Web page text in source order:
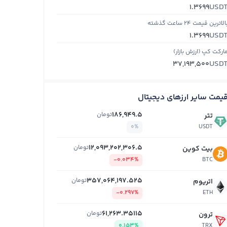
1.3699
قیمت ۲۴ ساعت گذشته
1.3699
مارکت کپ (ارزش بازار)
37,193,500
قیمت سایر ارزهای دیجیتال
تتر
USDT
186,949.5تومان
0%
بیت کوین
BTC
12,093,202,306.5تومان
-0.034%
اتریوم
ETH
357,064,197.525تومان
-0.297%
ترون 61,263.35115تومان